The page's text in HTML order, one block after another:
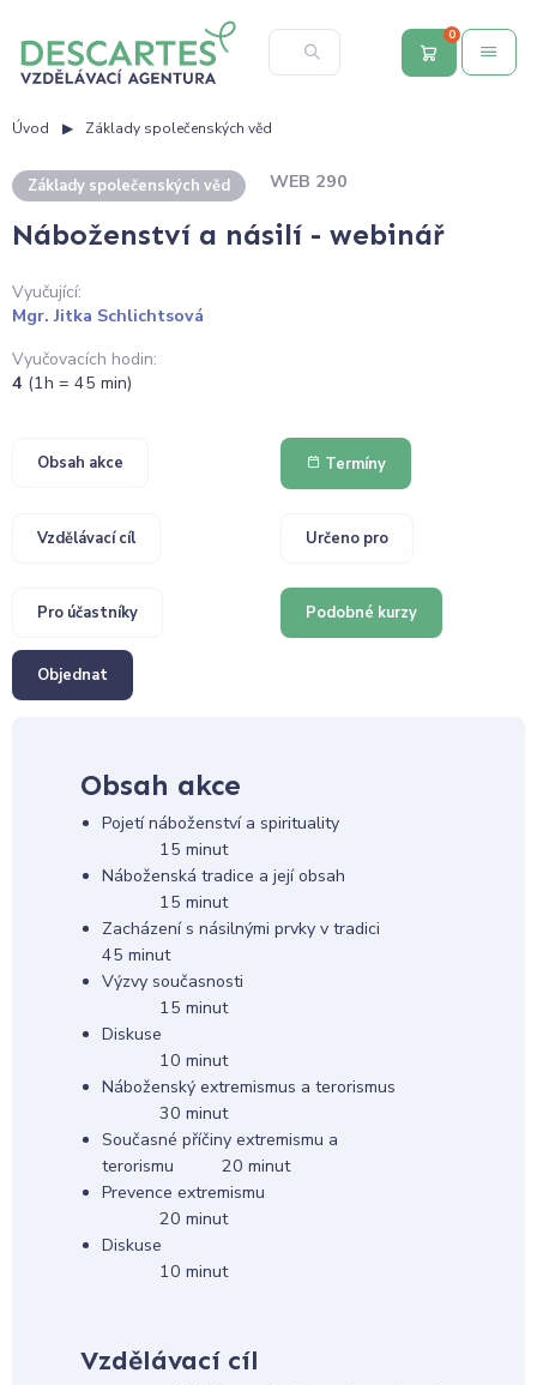
0
Úvod Základy společenských věd
Základy společenských věd WEB 290
Náboženství a násilí - webinář
Vyučující:
Mgr. Jitka Schlichtsová
Vyučovacích hodin:
4 (1h = 45 min)
Obsah akce Termíny
Vzdělávací cíl Určeno pro
Pro účastníky Podobné kurzy
Objednat
Obsah akce
Pojetí náboženství a spirituality
15 minut
Náboženská tradice a její obsah
15 minut
Zacházení s násilnými prvky v tradici
45 minut
Výzvy současnosti
15 minut
Diskuse
10 minut
Náboženský extremismus a terorismus
30 minut
Současné příčiny extremismu a
terorismu 20 minut
Prevence extremismu
20 minut
Diskuse
10 minut
Vzdělávací cíl